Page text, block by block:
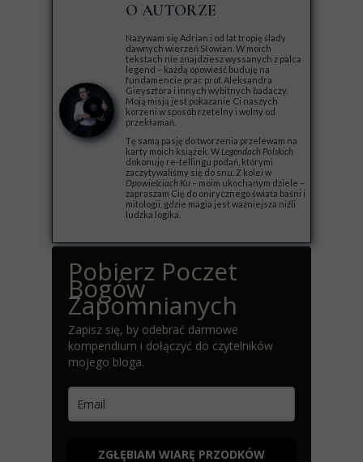
O AUTORZE
Nazywam się Adrian i od lat tropię ślady
dawnych wierzeń Słowian. W moich
tekstach nie znajdziesz wyssanych z palca
legend – każdą opowieść buduję na
fundamencie prac prof. Aleksandra
Gieysztora i innych wybitnych badaczy.
Moją misją jest pokazanie Ci naszych
korzeni w sposób rzetelny i wolny od
przekłamań.
Tę samą pasję do tworzenia przelewam na
karty moich książek. W Legendach Polskich
dokonuję re-tellingu podań, którymi
zaczytywaliśmy się do snu. Z kolei w
Opowieściach Ku – moim ukochanym dziele –
zapraszam Cię do onirycznego świata baśni i
mitologii, gdzie magia jest ważniejsza niźli
ludzka logika.
Pobierz Poczet
Bogów
Zapomnianych
Zapisz się, by odebrać darmowe
kompendium i dołączyć do czytelników
mojego bloga.
ZGŁĘBIAM WIARĘ PRZODKÓW